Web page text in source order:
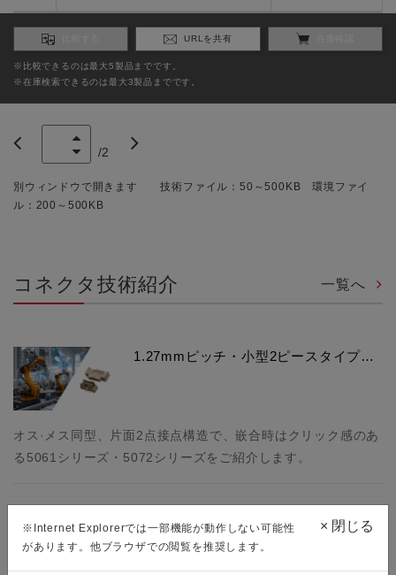
※Internet Explorerでは一部機能が動作しない可能性
があります。他ブラウザでの閲覧を推奨します。
× 閉じる
URLを共有
※比較できるのは最大5製品までです。
※在庫検索できるのは最大3製品までです。
/2
別ウィンドウで開きます 技術ファイル：50～500KB 環境ファイ
ル：200～500KB
コネクタ技術紹介 一覧へ
1.27mmピッチ・小型2ピースタイプ…
オス·メス同型、片面2点接点構造で、嵌合時はクリック感のあ
る5061シリーズ・5072シリーズをご紹介します。
FloXY®HS 省スペース 0.5mmピッチ…